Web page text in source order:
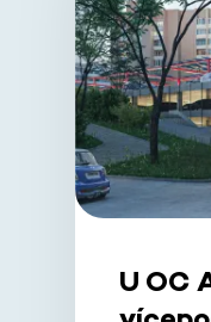
U OC